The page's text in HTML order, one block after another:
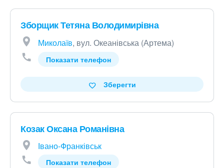
Зборщик Тетяна Володимирівна
Миколаїв, вул. Океанівська (Артема)
Показати телефон
Зберегти
Козак Оксана Романівна
Івано-Франківськ
Показати телефон